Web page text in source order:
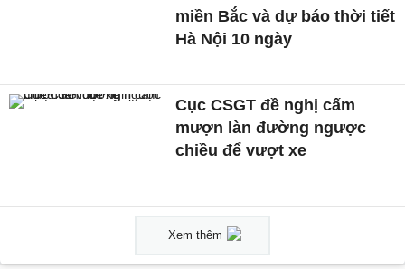
miền Bắc và dự báo thời tiết
Hà Nội 10 ngày
Cục CSGT đề nghị cấm
mượn làn đường ngược
chiều để vượt xe
Xem thêm